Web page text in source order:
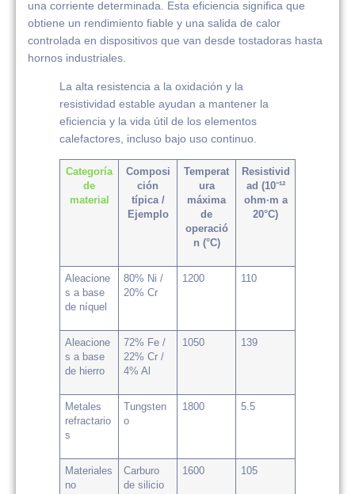
una corriente determinada. Esta eficiencia significa que
obtiene un rendimiento fiable y una salida de calor
controlada en dispositivos que van desde tostadoras hasta
hornos industriales.
La alta resistencia a la oxidación y la
resistividad estable ayudan a mantener la
eficiencia y la vida útil de los elementos
calefactores, incluso bajo uso continuo.
Categoría
de
material
Composi
ción
típica /
Ejemplo
Temperat
ura
máxima
de
operació
n (°C)
Resistivid
ad (10⁻¹²
ohm·m a
20°C)
Aleacione
s a base
de níquel
80% Ni /
20% Cr
1200 110
Aleacione
s a base
de hierro
72% Fe /
22% Cr /
4% Al
1050 139
Metales
refractario
s
Tungsten
o
1800 5.5
Materiales
no
Carburo
de silicio
1600 105